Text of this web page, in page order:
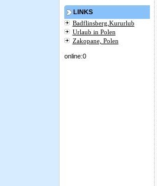
LINKS
Badflinsberg,Kururlub
Urlaub in Polen
Zakopane, Polen
online:0